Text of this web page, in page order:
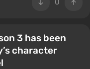
0
3 has been
character